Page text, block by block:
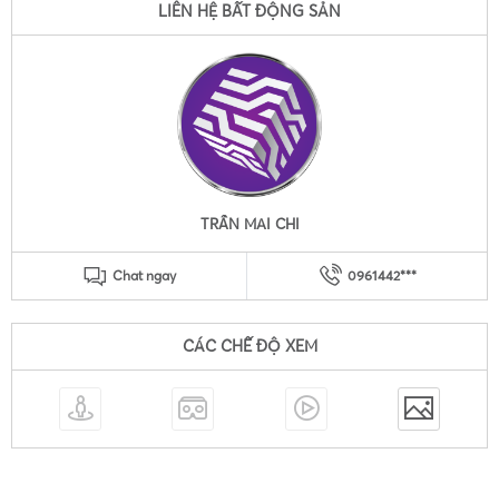
LIÊN HỆ BẤT ĐỘNG SẢN
TRẦN MAI CHI
Chat ngay 0961442***
CÁC CHẾ ĐỘ XEM